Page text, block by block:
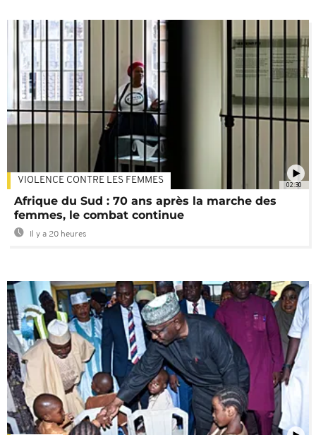
02:30
VIOLENCE CONTRE LES FEMMES
Afrique du Sud : 70 ans après la marche des
femmes, le combat continue
Il y a 20 heures